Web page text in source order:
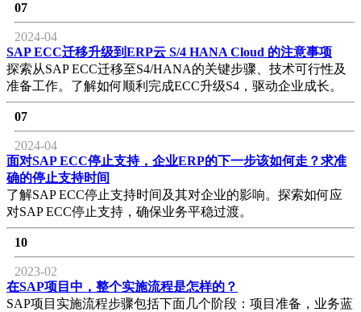
07
2024-04
SAP ECC迁移升级到ERP云 S/4 HANA Cloud 的注意事项
探索从SAP ECC迁移至S4/HANA的关键步骤、技术可行性及
准备工作。了解如何顺利完成ECC升级S4，驱动企业成长。
07
2024-04
面对SAP ECC停止支持，企业ERP的下一步该如何走？求准
确的停止支持时间
了解SAP ECC停止支持时间及其对企业的影响。探索如何应
对SAP ECC停止支持，确保业务平稳过渡。
10
2023-02
在SAP项目中，整个实施流程是怎样的？
SAP项目实施流程步骤包括下面几个阶段：项目准备，业务蓝